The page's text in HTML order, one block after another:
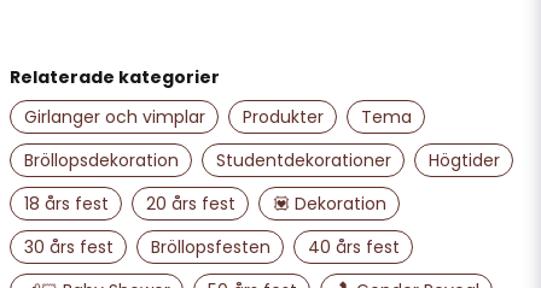
email
Mejladress
Ja, ni får publicera min fråga
för 2 år sedan
U B Victoria C Katanic elmén
för 3 år sedan
Fint i tältet
Relaterade kategorier
Girlanger och vimplar
Produkter
Tema
Bröllopsdekoration
Studentdekorationer
Högtider
18 års fest
20 års fest
💟 Dekoration
30 års fest
Bröllopsfesten
40 års fest